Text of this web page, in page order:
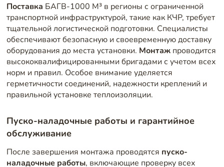
Поставка БАГВ-1000 М³ в регионы с ограниченной
транспортной инфраструктурой, такие как КЧР, требует
тщательной логистической подготовки. Специалисты
обеспечивают безопасную и своевременную доставку
оборудования до места установки. Монтажпроводится
высококвалифицированными бригадами с учетом всех
норм и правил. Особое внимание уделяется
герметичности соединений, надежности креплений и
правильной установке теплоизоляции.
Пуско-наладочные работы и гарантийное
обслуживание
После завершения монтажа проводятся пуско-
наладочные работы, включающие проверку всех